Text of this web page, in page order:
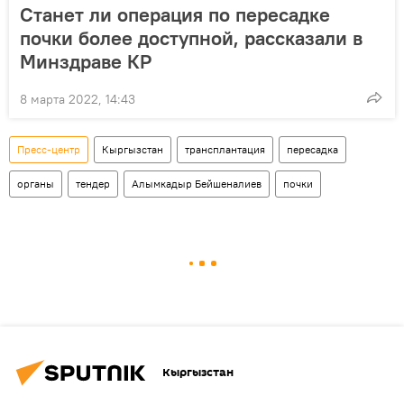
Станет ли операция по пересадке
почки более доступной, рассказали в
Минздраве КР
8 марта 2022, 14:43
Пресс-центр Кыргызстан трансплантация пересадка
органы тендер Алымкадыр Бейшеналиев почки
Кыргызстан